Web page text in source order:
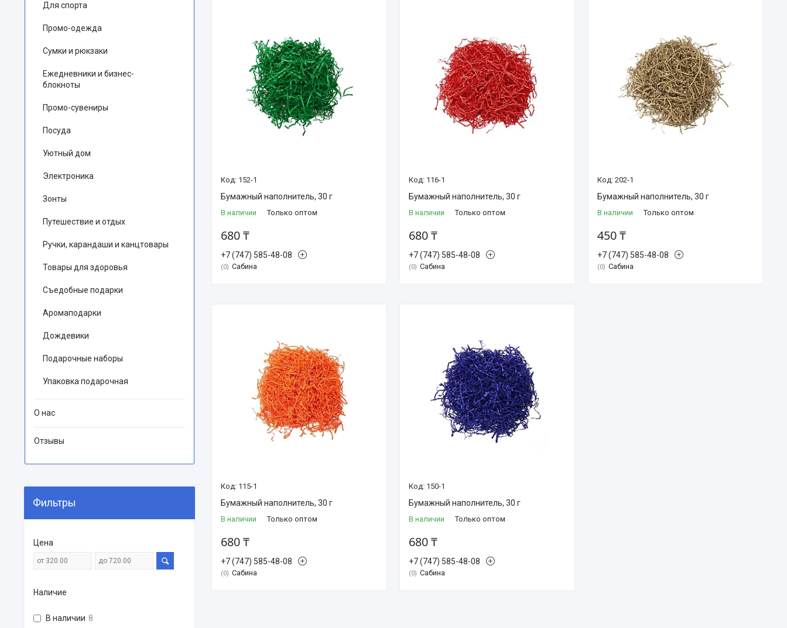
152-1
Бумажный наполнитель, 30 г
В наличии Только оптом
680 ₸
+7 (747) 585-48-08
0 Сабина
116-1
Бумажный наполнитель, 30 г
В наличии Только оптом
680 ₸
+7 (747) 585-48-08
0 Сабина
202-1
Бумажный наполнитель, 30 г
В наличии Только оптом
450 ₸
+7 (747) 585-48-08
0 Сабина
115-1
Бумажный наполнитель, 30 г
В наличии Только оптом
680 ₸
+7 (747) 585-48-08
0 Сабина
150-1
Бумажный наполнитель, 30 г
В наличии Только оптом
680 ₸
+7 (747) 585-48-08
0 Сабина
Для спорта
Промо-одежда
Сумки и рюкзаки
Ежедневники и бизнес-
блокноты
Промо-сувениры
Посуда
Уютный дом
Электроника
Зонты
Путешествие и отдых
Ручки, карандаши и канцтовары
Товары для здоровья
Съедобные подарки
Аромаподарки
Дождевики
Подарочные наборы
Упаковка подарочная
О нас
Отзывы
Фильтры
Цена
Наличие
В наличии 8